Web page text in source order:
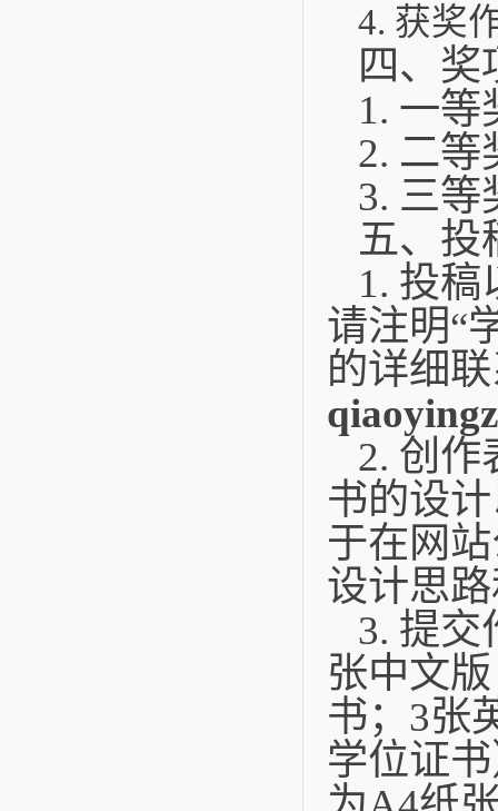
4. 获奖
四、奖
1. 一等
2. 二等
3. 三等
五、投
1. 投
请注明“
的详细
2. 创作
书的设
于在网
设计思
3. 提交
张中文
书；3张
学位证